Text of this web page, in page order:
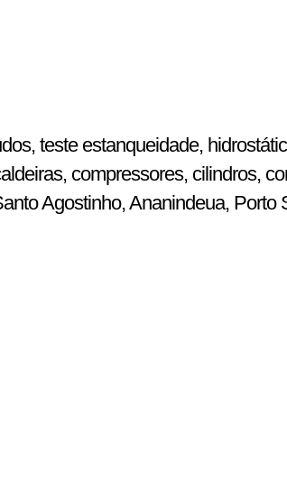
teste estanqueidade,
compressores, cilindros,
Agostinho, Ananindeua, Porto